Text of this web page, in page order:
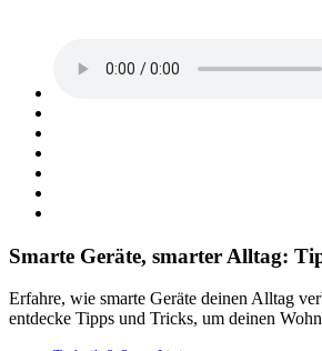
Smarte Geräte, smarter Alltag:
Erfahre, wie smarte Geräte deinen Alltag
entdecke Tipps und Tricks, um deinen